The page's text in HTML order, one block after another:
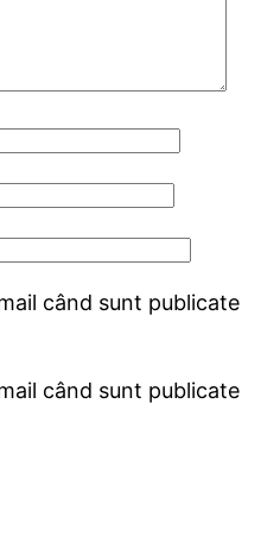
când sunt publicate
când sunt publicate